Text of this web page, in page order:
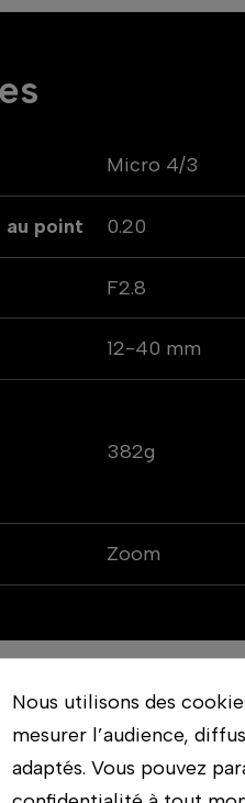
Micro 4/3
au point 0.20
F2.8
12-40 mm
382g
Zoom
Micro 4/3, avec
Nous utilisons des
mesurer l’audience,
adaptés. Vous pouvez